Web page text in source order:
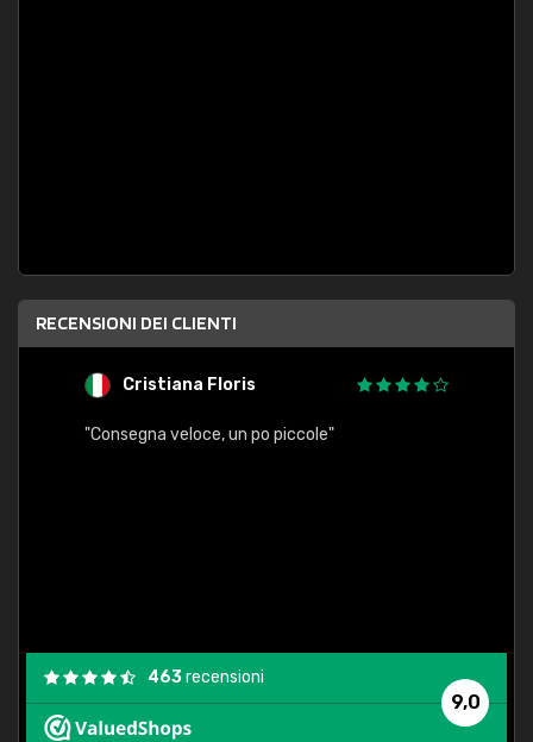
RECENSIONI DEI CLIENTI
Cristiana Floris
"Consegna veloce, un po piccole"
9,0
463recensioni